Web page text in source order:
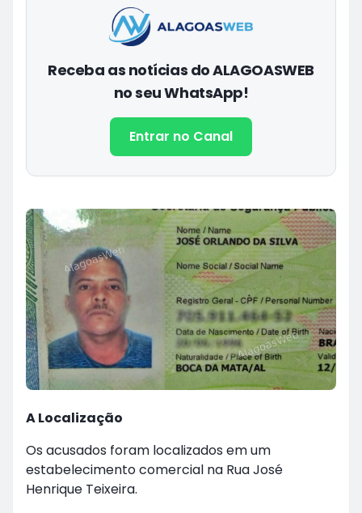
Receba as notícias do ALAGOASWEB
no seu WhatsApp!
Entrar no Canal
A Localização
Os acusados foram localizados em um
estabelecimento comercial na Rua José
Henrique Teixeira.